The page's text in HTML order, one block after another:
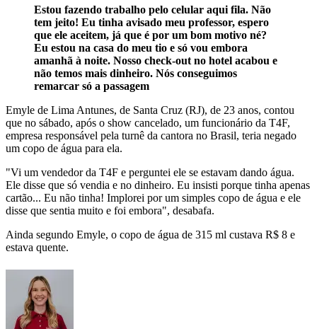
Estou fazendo trabalho pelo celular aqui fila. Não
tem jeito! Eu tinha avisado meu professor, espero
que ele aceitem, já que é por um bom motivo né?
Eu estou na casa do meu tio e só vou embora
amanhã à noite. Nosso check-out no hotel acabou e
não temos mais dinheiro. Nós conseguimos
remarcar só a passagem
Emyle de Lima Antunes, de Santa Cruz (RJ), de 23 anos, contou
que no sábado, após o show cancelado, um funcionário da T4F,
empresa responsável pela turnê da cantora no Brasil, teria negado
um copo de água para ela.
"Vi um vendedor da T4F e perguntei ele se estavam dando água.
Ele disse que só vendia e no dinheiro. Eu insisti porque tinha apenas
cartão... Eu não tinha! Implorei por um simples copo de água e ele
disse que sentia muito e foi embora", desabafa.
Ainda segundo Emyle, o copo de água de 315 ml custava R$ 8 e
estava quente.